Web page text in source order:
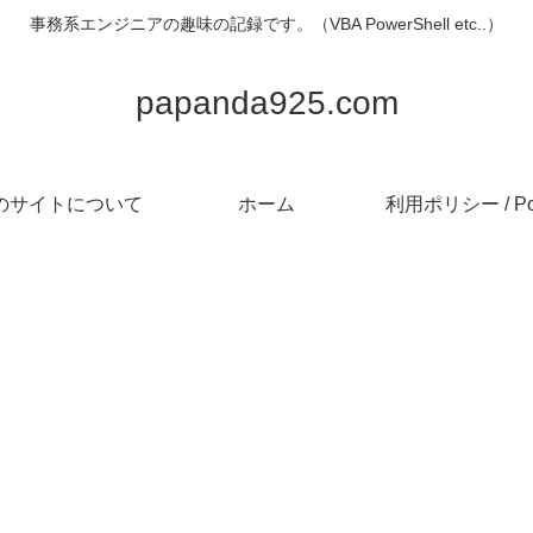
事務系エンジニアの趣味の記録です。（VBA PowerShell etc..）
papanda925.com
サイトについて ホーム 利用ポリシー /